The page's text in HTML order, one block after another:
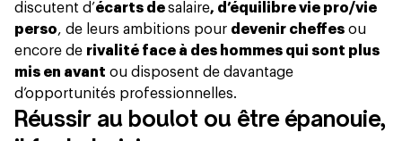
discutent d’écarts desalaire, d’équilibre vie pro/vie
perso, de leurs ambitions pour devenir cheffes ou
encore de rivalité face à des hommes qui sont plus
mis en avant ou disposent de davantage
d’opportunités professionnelles.
Réussir au boulot ou être épanouie,